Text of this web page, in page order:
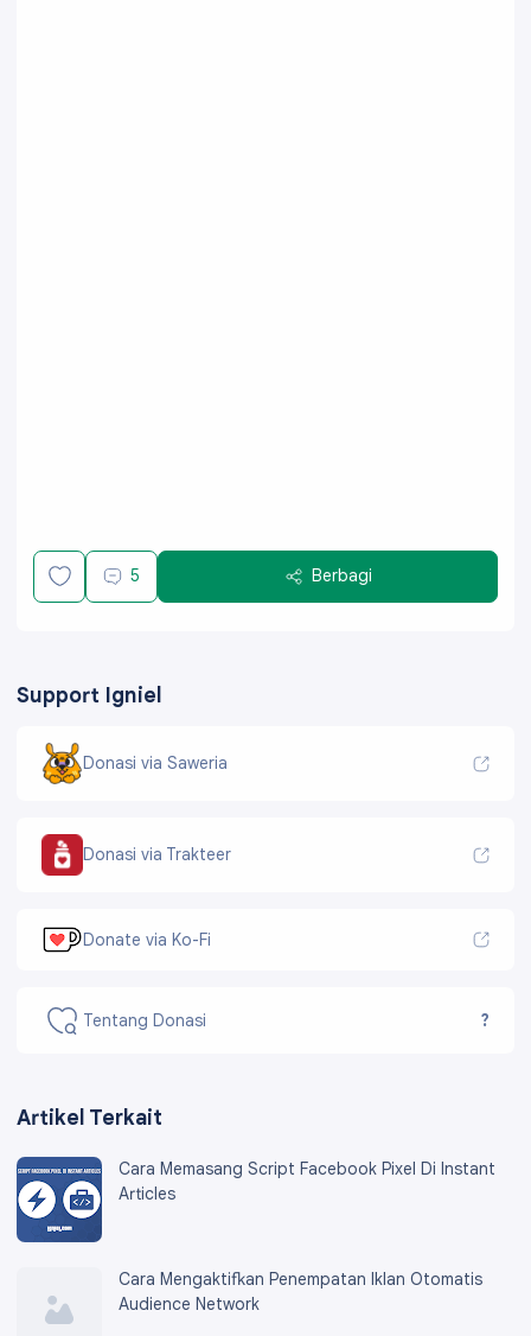
5 Berbagi
Support Igniel
Donasi via Saweria
Donasi via Trakteer
Donate via Ko-Fi
Tentang Donasi ?
Artikel Terkait
Cara Memasang Script Facebook Pixel Di Instant
Articles
Cara Mengaktifkan Penempatan Iklan Otomatis
Audience Network